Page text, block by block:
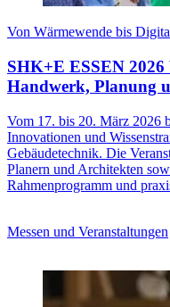
Von Wärmewende bis
SHK+E ESSEN
Handwerk, Planung
Vom 17. bis 20. März 2026
Innovationen und
Gebäudetechnik. Die
Planern und Architekten
Rahmenprogramm und
Messen und Veranstaltungen